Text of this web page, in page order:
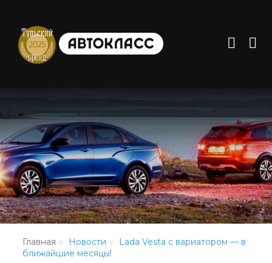
Главная Новости
Lada Vesta с вариатором — в
ближайшие месяцы!